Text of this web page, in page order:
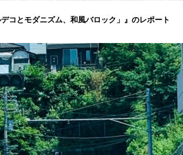
デコとモダニズム、和風バロック」』のレポート